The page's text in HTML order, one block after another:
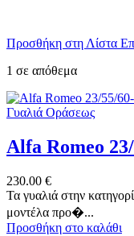
Προσθήκη στη Λίστα
1 σε απόθεμα
Γυαλιά Οράσεως
Alfa Romeo
230.00 €
Τα γυαλιά στην
μοντέλα προ�...
Προσθήκη στο καλάθι